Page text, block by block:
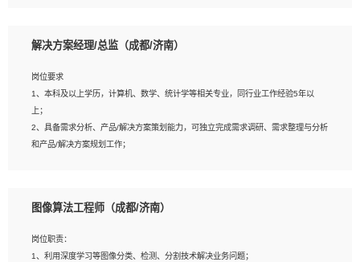
岗位要求：
1、全日制统招本科及以上学历，计算机相关专业毕业，5年以上开发工作经验；
2、具有扎实的java编程功底和良好的编码习惯，有分布式、多线程及高并发系统开
发经验和性能调优经验尤佳；熟悉JVM调优；掌握基础中间件、基础架构方案和云
平台、云产品功能特性，熟练使用相关平台的功能和了解其背后实现机制；
研发管理流程建设经验；
种常用框架和技术Springboot、Shiro、springcloud等；熟悉Linux常用命令和了解
常用脚本语言，较丰富的线上系统运维经验，复杂问题排查思路清晰。
解决方案经理/总监（成都/济南）
岗位要求
1、本科及以上学历，计算机、数学、统计学等相关专业，同行业工作经验5年以
上；
2、具备需求分析、产品/解决方案策划能力，可独立完成需求调研、需求整理与分析
和产品/解决方案规划工作；
相关的解决方案，包括视频分析、图像识别、NLP、OCR、机器学习等；
AI算法框架，对人脸识别、目标检测、图像识别、OCR、NLP等AI算法有深刻理
图像算法工程师（成都/济南）
岗位职责：
1、利用深度学习等图像分类、检测、分割技术解决业务问题；